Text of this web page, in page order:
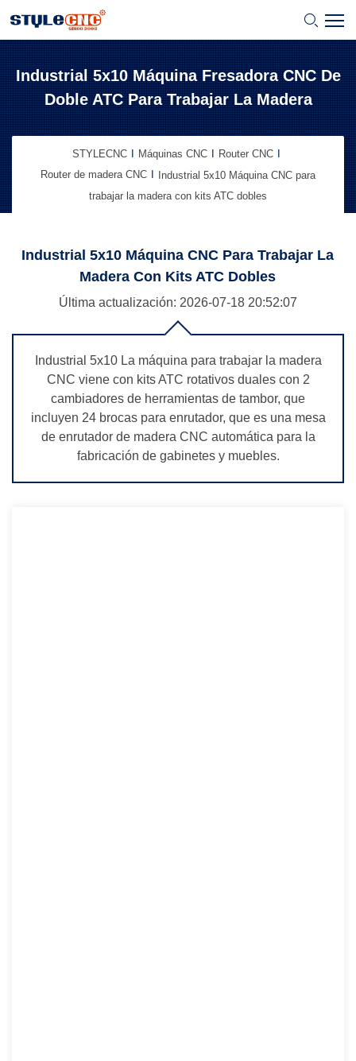
Industrial 5x10 Máquina Fresadora CNC De
Doble ATC Para Trabajar La Madera
STYLECNC Máquinas CNC
Router CNC
Router de madera CNC
Industrial 5x10 Máquina CNC para
trabajar la madera con kits ATC dobles
Industrial 5x10 Máquina CNC Para Trabajar La
Madera Con Kits ATC Dobles
Última actualización: 2026-07-18 20:52:07
Industrial 5x10 La máquina para trabajar la madera
CNC viene con kits ATC rotativos duales con 2
cambiadores de herramientas de tambor, que
incluyen 24 brocas para enrutador, que es una mesa
de enrutador de madera CNC automática para la
fabricación de gabinetes y muebles.